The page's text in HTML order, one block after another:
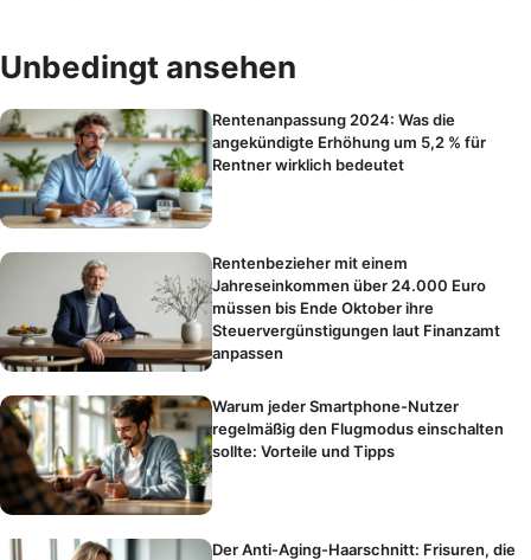
Unbedingt ansehen
Rentenanpassung 2024: Was die
angekündigte Erhöhung um 5,2 % für
Rentner wirklich bedeutet
Rentenbezieher mit einem
Jahreseinkommen über 24.000 Euro
müssen bis Ende Oktober ihre
Steuervergünstigungen laut Finanzamt
anpassen
Warum jeder Smartphone-Nutzer
regelmäßig den Flugmodus einschalten
sollte: Vorteile und Tipps
Der Anti-Aging-Haarschnitt: Frisuren, die